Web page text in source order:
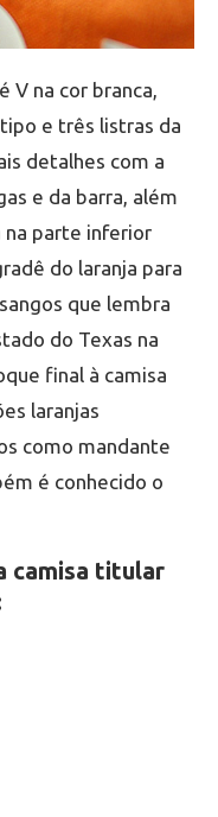
V na cor branca,
e três listras da
detalhes com a
e da barra, além
na parte inferior
do laranja para
que lembra
do Texas na
final à camisa
laranjas
como mandante
é conhecido o
camisa titular